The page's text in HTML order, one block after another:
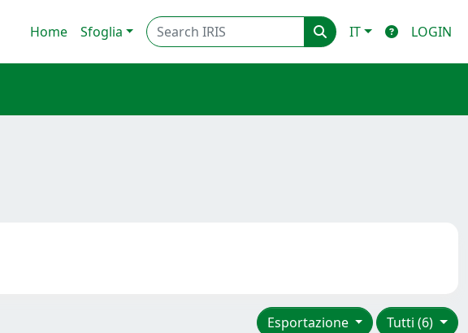
Home Sfoglia IT LOGIN
Tutti (6)
Esportazione